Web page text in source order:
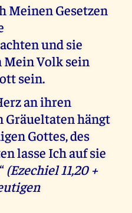
Meinen Gesetzen
und sie
Mein Volk sein
sein.
an ihren
Gräueltaten hängt
Gottes, des
lasse Ich auf sie
(Ezechiel 11,20 +